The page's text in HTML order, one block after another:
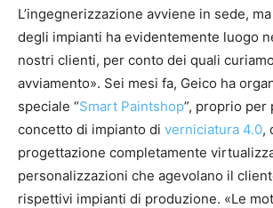
L’ingegnerizzazione avviene in sede,
degli impianti ha evidentemente luogo
nostri clienti, per conto dei quali
avviamento». Sei mesi fa, Geico ha
speciale “Smart Paintshop”, proprio per
concetto di impianto di verniciatura 4.0,
progettazione completamente
personalizzazioni che agevolano il
rispettivi impianti di produzione. «Le